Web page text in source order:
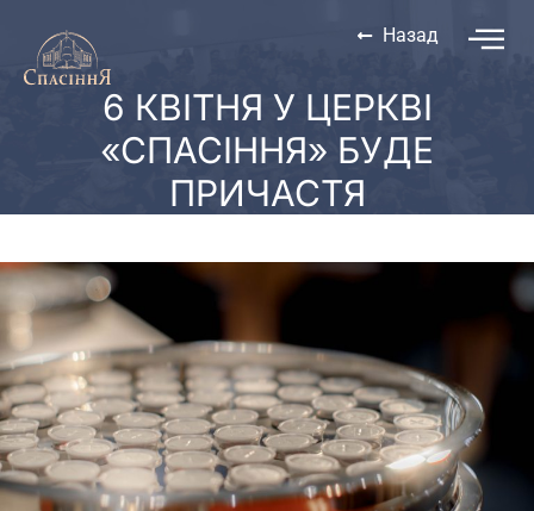
Назад
6 КВІТНЯ У ЦЕРКВІ
«СПАСІННЯ» БУДЕ
ПРИЧАСТЯ